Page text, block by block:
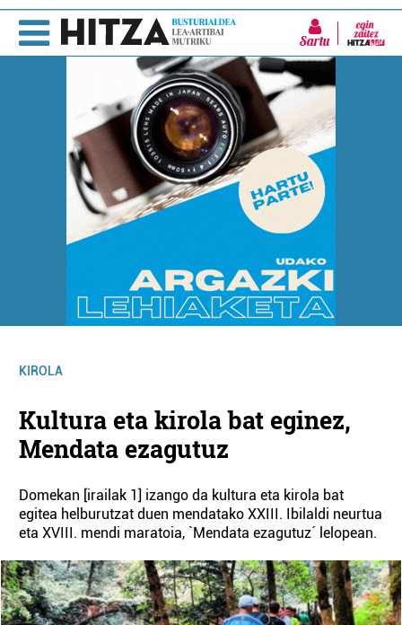
Sartu
KIROLA
Kultura eta kirola bat eginez,
Mendata ezagutuz
Domekan [irailak 1] izango da kultura eta kirola bat
egitea helburutzat duen mendatako XXIII. Ibilaldi neurtua
eta XVIII. mendi maratoia, `Mendata ezagutuz´ lelopean.